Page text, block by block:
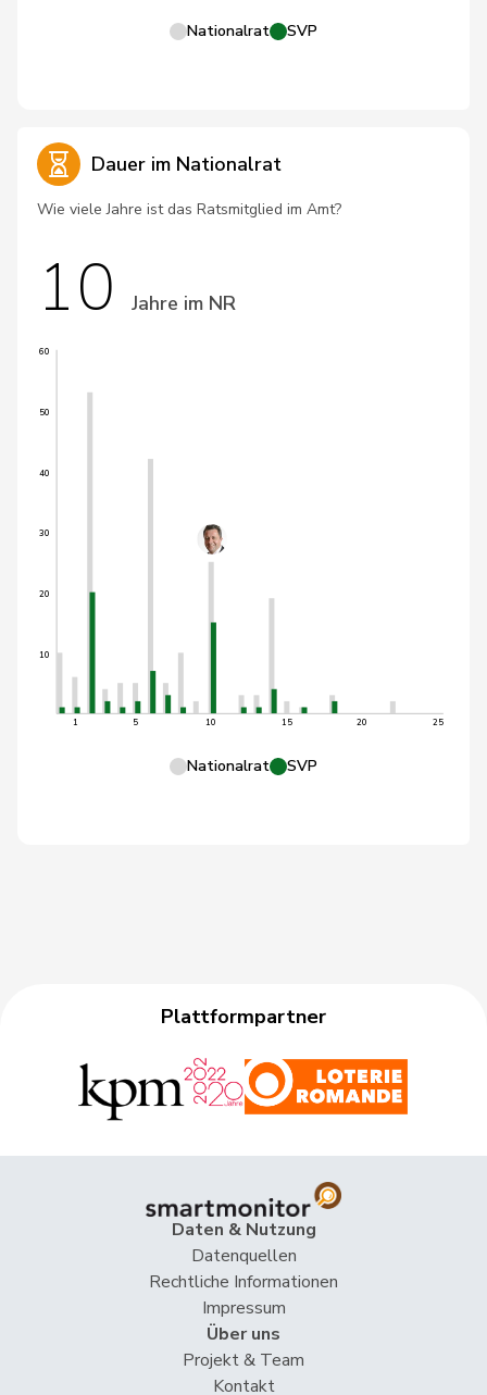
Nationalrat SVP
Dauer im Nationalrat
Wie viele Jahre ist das Ratsmitglied im Amt?
10 Jahre im NR
10
20
30
40
50
60
1 5 10 15 20 25
Nationalrat SVP
Plattformpartner
Daten & Nutzung
Datenquellen
Rechtliche Informationen
Impressum
Über uns
Projekt & Team
Kontakt